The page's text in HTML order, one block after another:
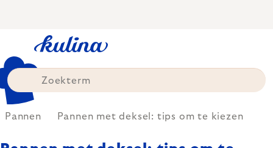
Pannen Pannen met deksel: tips om te kiezen